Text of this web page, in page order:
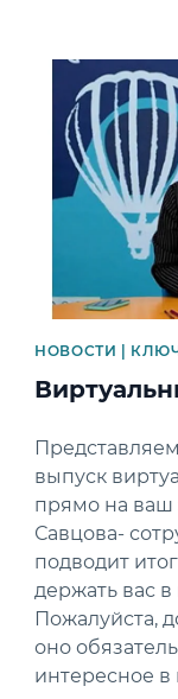
News image
НОВОСТИ |
выпуск
прямо на
Савцова-
подводит
держать вас
Пожалуйста,
оно
интересное в